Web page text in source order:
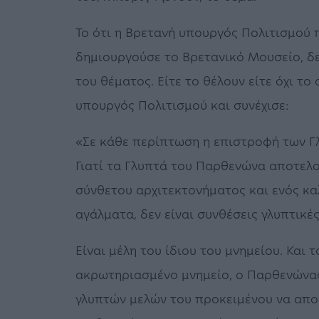
Το ότι η Βρετανή υπουργός
δημιουργούσε το Βρετανικό Μουσείο,
του θέματος. Είτε το θέλουν είτε όχι
υπουργός Πολιτισμού και συνέχισε:
«Σε κάθε περίπτωση η επιστροφή των
Γιατί τα Γλυπτά του Παρθενώνα
σύνθετου αρχιτεκτονήματος και ενός
αγάλματα, δεν είναι συνθέσεις
Είναι μέλη του ίδιου του μνημείου. Και
ακρωτηριασμένο μνημείο, ο
γλυπτών μελών του προκειμένου να